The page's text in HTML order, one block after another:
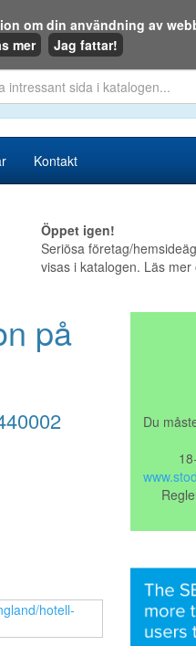
katalogen eller på webben:
Kontakt
Öppet igen!
Seriösa företag/
visas i katalogen. Läs
på
Du
om din användning av
mer Jag fattar!